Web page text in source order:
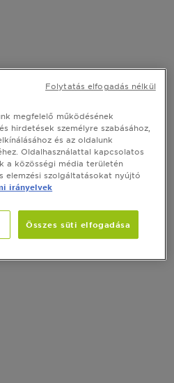
megfelelő működésének
hirdetések személyre szabásához,
és az oldalunk
Oldalhasználattal kapcsolatos
a közösségi média területén
elemzési szolgáltatásokat nyújtó
irányelvek
Összes süti elfogadása
Folytatás elfogadás nélkül